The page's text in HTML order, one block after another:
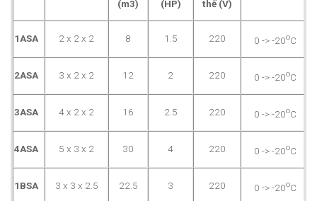
(m3) (HP) thế (V)
1ASA 2 x 2 x 2 8 1.5 220 0 -> -20oC
2ASA 3 x 2 x 2 12 2 220 0 -> -20oC
3ASA 4 x 2 x 2 16 2.5 220 0 -> -20oC
4ASA 5 x 3 x 2 30 4 220 0 -> -20oC
1BSA 3 x 3 x 2.5 22.5 3 220 0 -> -20oC